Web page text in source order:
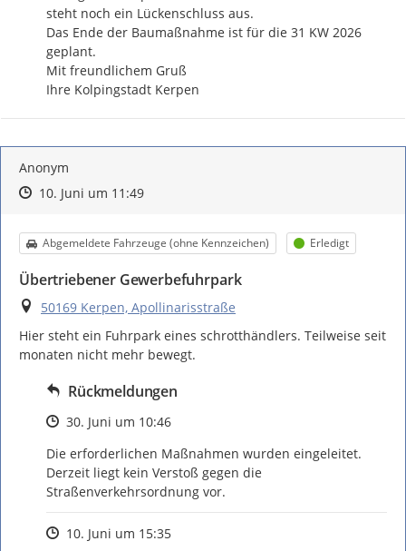
steht noch ein Lückenschluss aus.
Das Ende der Baumaßnahme ist für die 31 KW 2026
geplant.
Mit freundlichem Gruß
Ihre Kolpingstadt Kerpen
Anonym
Zeitpunkt des Erstellens
Zeitpunkt des Erstellens
10. Juni um 11:49Zur Äußerung
Kategorie
Abgemeldete Fahrzeuge (ohne Kennzeichen) Status
Erledigt
Übertriebener Gewerbefuhrpark
Ort
50169 Kerpen, Apollinarisstraße
Hier steht ein Fuhrpark eines schrotthändlers. Teilweise seit
monaten nicht mehr bewegt.
Rückmeldungen
Zeitpunkt des Erstellens
30. Juni um 10:46
Die erforderlichen Maßnahmen wurden eingeleitet.
Derzeit liegt kein Verstoß gegen die
Straßenverkehrsordnung vor.
Zeitpunkt des Erstellens
10. Juni um 15:35